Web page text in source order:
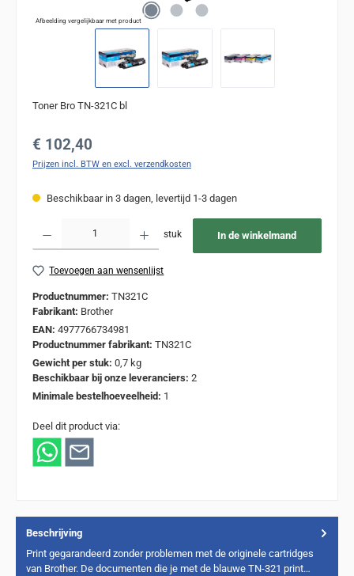
Afbeelding vergelijkbaar met product
Toner Bro TN-321C bl
Normale prijs:
€ 102,40
Prijzen incl. BTW en excl. verzendkosten
Beschikbaar in 3 dagen, levertijd 1-3 dagen
stuk In de winkelmand
Toevoegen aan wensenlijst
Productnummer: TN321C
Fabrikant: Brother
EAN: 4977766734981
Productnummer fabrikant: TN321C
Gewicht per stuk: 0,7 kg
Beschikbaar bij onze leveranciers: 2
Minimale bestelhoeveelheid: 1
Deel dit product via:
Beschrijving
Print gegarandeerd zonder problemen met de originele cartridges
van Brother. De documenten die je met de blauwe TN-321 print…